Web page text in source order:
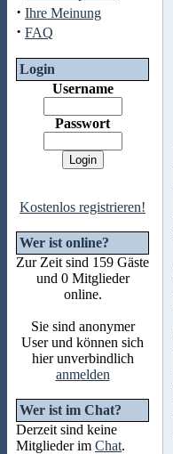
· Ihre Meinung
· FAQ
Login
Username
Passwort
Kostenlos registrieren!
Wer ist online?
Zur Zeit sind 159 Gäste
und 0 Mitglieder
online.
Sie sind anonymer
User und können sich
hier unverbindlich
anmelden
Wer ist im Chat?
Derzeit sind keine
Mitglieder im Chat.